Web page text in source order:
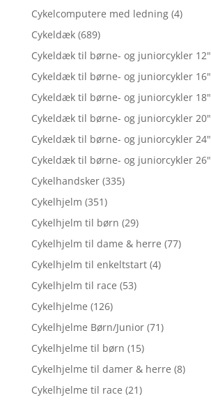
Cykelcomputere med ledning (4)
Cykeldæk (689)
Cykeldæk til børne- og juniorcykler 12"
Cykeldæk til børne- og juniorcykler 16"
Cykeldæk til børne- og juniorcykler 18"
Cykeldæk til børne- og juniorcykler 20"
Cykeldæk til børne- og juniorcykler 24"
Cykeldæk til børne- og juniorcykler 26"
Cykelhandsker (335)
Cykelhjelm (351)
Cykelhjelm til børn (29)
Cykelhjelm til dame & herre (77)
Cykelhjelm til enkeltstart (4)
Cykelhjelm til race (53)
Cykelhjelme (126)
Cykelhjelme Børn/Junior (71)
Cykelhjelme til børn (15)
Cykelhjelme til damer & herre (8)
Cykelhjelme til race (21)